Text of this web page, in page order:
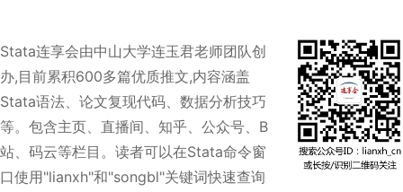
Stata连享会由中山大学连玉君老师团队创
办,目前累积600多篇优质推文,内容涵盖
Stata语法、论文复现代码、数据分析技巧
等。包含主页、直播间、知乎、公众号、B
站、码云等栏目。读者可以在Stata命令窗
口使用"lianxh"和"songbl"关键词快速查询